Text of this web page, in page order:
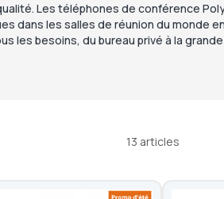
Les téléphones de conférence
dans les salles de réunion du monde
besoins, du bureau privé à la
13 articles